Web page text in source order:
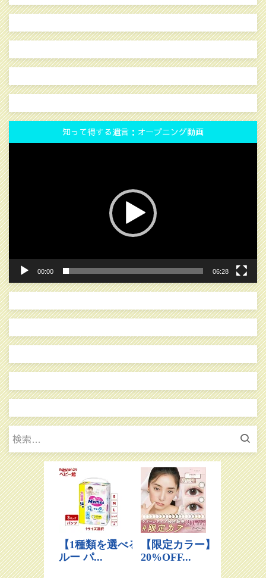
知って得する遺言：オープニング動画
動
画
プ
レ
ー
ヤ
ー
00:00 06:28
検
索: